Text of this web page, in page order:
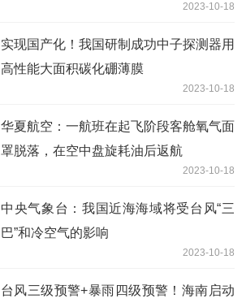
2023-10-18
实现国产化！我国研制成功中子探测器用
高性能大面积碳化硼薄膜
2023-10-18
华夏航空：一航班在起飞阶段客舱氧气面
罩脱落，在空中盘旋耗油后返航
2023-10-18
中央气象台：我国近海海域将受台风“三
巴”和冷空气的影响
2023-10-18
台风三级预警+暴雨四级预警！海南启动